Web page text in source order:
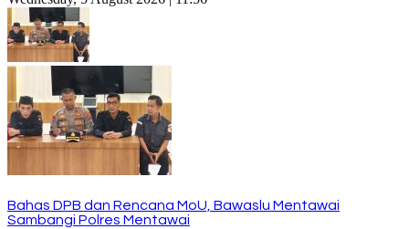
Bahas DPB dan Rencana MoU, Bawaslu Mentawai
Sambangi Polres Mentawai